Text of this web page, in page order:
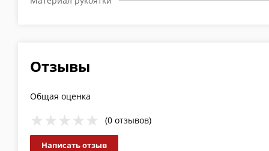
Отзывы
Общая оценка
(0 отзывов)
Написать отзыв